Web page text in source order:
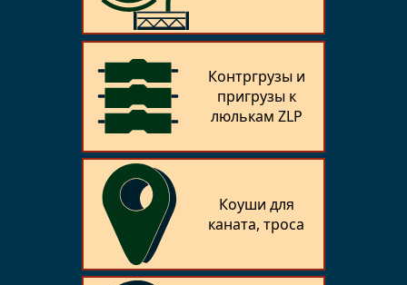
Контргрузы и
пригрузы к
люлькам ZLP
Коуши для
каната, троса